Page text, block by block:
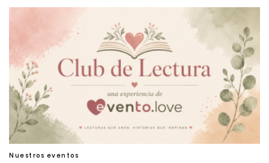
Nuestros eventos